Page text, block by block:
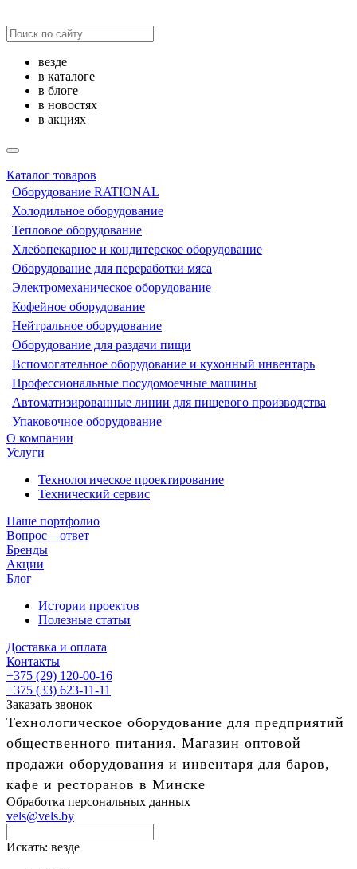
везде
в каталоге
в блоге
в новостях
в акциях
Каталог товаров
Оборудование RATIONAL
Холодильное оборудование
Тепловое оборудование
Хлебопекарное и кондитерское оборудование
Оборудование для переработки мяса
Электромеханическое оборудование
Кофейное оборудование
Нейтральное оборудование
Оборудование для раздачи пищи
Вспомогательное оборудование и кухонный инвентарь
Профессиональные посудомоечные машины
Автоматизированные линии для пищевого производства
Упаковочное оборудование
О компании
Услуги
Технологическое проектирование
Технический сервис
Наше портфолио
Вопрос—ответ
Бренды
Акции
Блог
Истории проектов
Полезные статьи
Доставка и оплата
Контакты
+375 (29) 120-00-16
+375 (33) 623-11-11
Заказать звонок
Технологическое оборудование для предприятий
общественного питания. Магазин оптовой
продажи оборудования и инвентаря для баров,
кафе и ресторанов в Минске
Обработка персональных данных
vels@vels.by
Искать: везде